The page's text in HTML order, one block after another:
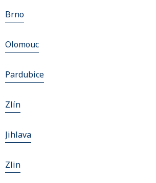
Brno
Olomouc
Pardubice
Zlín
Jihlava
Zlin